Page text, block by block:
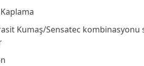
Kumaş/Sensatec